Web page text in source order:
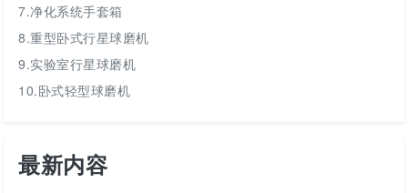
7.净化系统手套箱
8.重型卧式行星球磨机
9.实验室行星球磨机
10.卧式轻型球磨机
最新内容